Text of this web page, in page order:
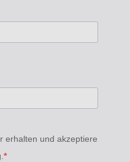
erhalten und akzeptiere